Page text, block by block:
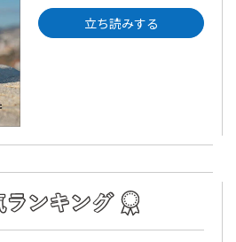
立ち読みする